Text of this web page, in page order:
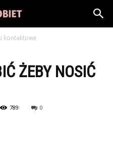
kontaktowe
ŻEBY NOSIĆ
789 0